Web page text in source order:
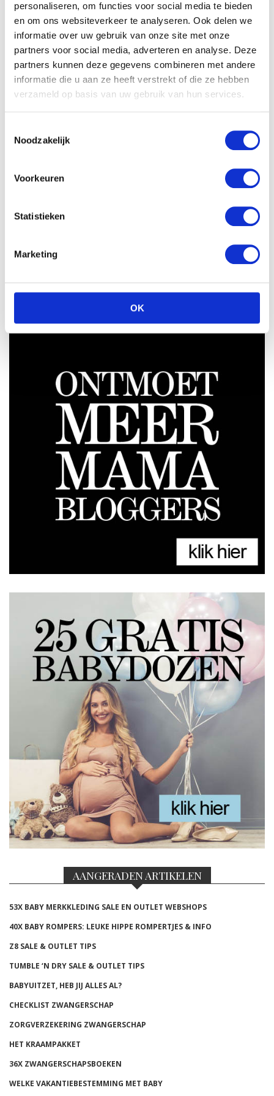
personaliseren, om functies voor social media te bieden
en om ons websiteverkeer te analyseren. Ook delen we
informatie over uw gebruik van onze site met onze
partners voor social media, adverteren en analyse. Deze
partners kunnen deze gegevens combineren met andere
informatie die u aan ze heeft verstrekt of die ze hebben
verzameld op basis van uw gebruik van hun services.
Noodzakelijk
Voorkeuren
Statistieken
Marketing
OK
MAMA BARBARA: ZWANGER EN HET GESLACHT
NIET VAN TE VOREN WILLEN WETEN…
DEZE HEMA ZWANGERSCHAPSONDERGOED
ESSENTIALS HAD JE LIEVER EERDER ONTDEKT
TOP 5 BESTE LANDAL VAKANTIEPARKEN VOOR
ZWANGERSCHAPSBEELDJE
AANGERADEN ARTIKELEN
53X BABY MERKKLEDING SALE EN OUTLET WEBSHOPS
40X BABY ROMPERS: LEUKE HIPPE ROMPERTJES & INFO
Z8 SALE & OUTLET TIPS
TUMBLE ‘N DRY SALE & OUTLET TIPS
BABYUITZET, HEB JIJ ALLES AL?
CHECKLIST ZWANGERSCHAP
ZORGVERZEKERING ZWANGERSCHAP
HET KRAAMPAKKET
36X ZWANGERSCHAPSBOEKEN
WELKE VAKANTIEBESTEMMING MET BABY